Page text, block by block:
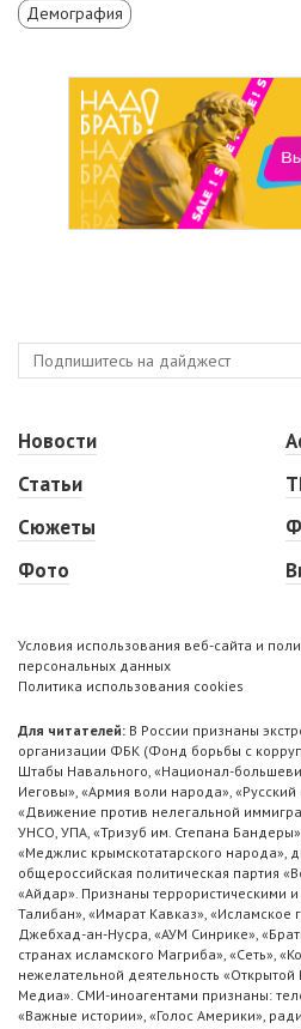
Демография
Новости
Статьи
Сюжеты
Фото
Условия использования веб-сайта и
персональных данных
Политика использования cookies
Для читателей: В России признаны
организации ФБК (Фонд борьбы с
Штабы Навального, «Национал-
Иеговы», «Армия воли народа»,
«Движение против нелегальной
УНСО, УПА, «Тризуб им. Степана
«Меджлис крымскотатарского народа»,
общероссийская политическая партия
«Айдар». Признаны террористическими
Талибан», «Имарат Кавказ», «Исламское
Джебхад-ан-Нусра, «АУМ Синрике»,
странах исламского Магриба», «Сеть»,
нежелательной деятельность
Медиа». СМИ-иноагентами признаны:
«Важные истории», «Голос Америки»,